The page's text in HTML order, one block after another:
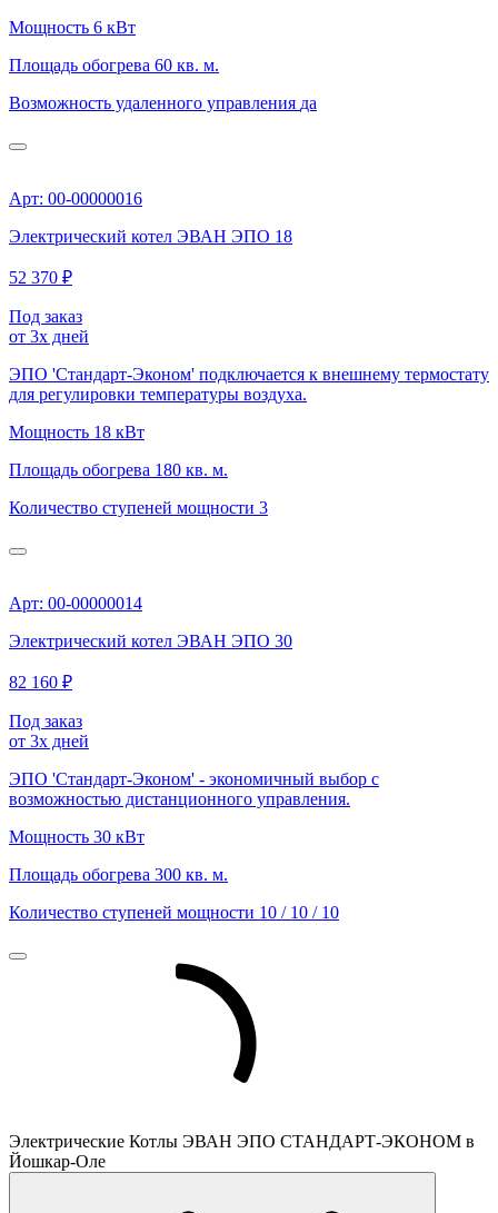
Мощность 6 кВт
Площадь обогрева 60 кв. м.
Возможность удаленного управления да
Арт: 00-00000016
Электрический котел ЭВАН ЭПО 18
52 370 ₽
Под заказ
от 3х дней
ЭПО 'Стандарт-Эконом' подключается к внешнему термостату
для регулировки температуры воздуха.
Мощность 18 кВт
Площадь обогрева 180 кв. м.
Количество ступеней мощности 3
Арт: 00-00000014
Электрический котел ЭВАН ЭПО 30
82 160 ₽
Под заказ
от 3х дней
ЭПО 'Стандарт-Эконом' - экономичный выбор с
возможностью дистанционного управления.
Мощность 30 кВт
Площадь обогрева 300 кв. м.
Количество ступеней мощности 10 / 10 / 10
Электрические Котлы ЭВАН ЭПО СТАНДАРТ-ЭКОНОМ в
Йошкар-Оле